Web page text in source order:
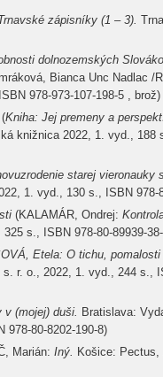
zápisníky (1 – 3).
dolnozemských
Bianca Unc Nadlac /
978-973-107-198-5 , brož)
(Kniha: Jej premeny a
knižnica 2022, 1. vyd., 188
starej vieronauky
1. vyd., 130 s., ISBN 978-
(KALAMÁR, Ondrej:
s., ISBN 978-80-89939-
Etela: O tichu,
r. o., 2022, 1. vyd., 244 s.,
v (mojej) duši. Bratislava:
80-8202-190-8)
Marián: Iný. Košice: